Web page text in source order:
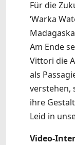
Für die
‘Warka
Am Ende
Vittori die
als
verstehen,
ihre
Leid in
Video-